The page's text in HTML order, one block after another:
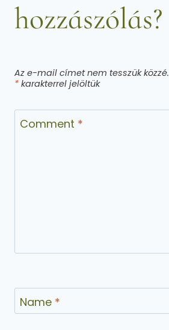
hozzászólás?
Az e-mail címet nem tesszük közzé.
* karakterrel jelöltük
Comment *
Name *